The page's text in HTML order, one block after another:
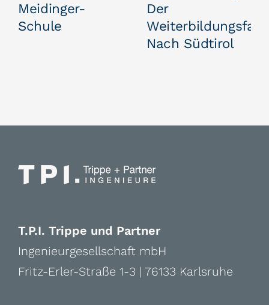
Meidinger-
Schule
Der
Nach Südtirol
T.P.I. Trippe und Partner
Ingenieurgesellschaft mbH
Fritz-Erler-Straße 1-3 | 76133 Karlsruhe